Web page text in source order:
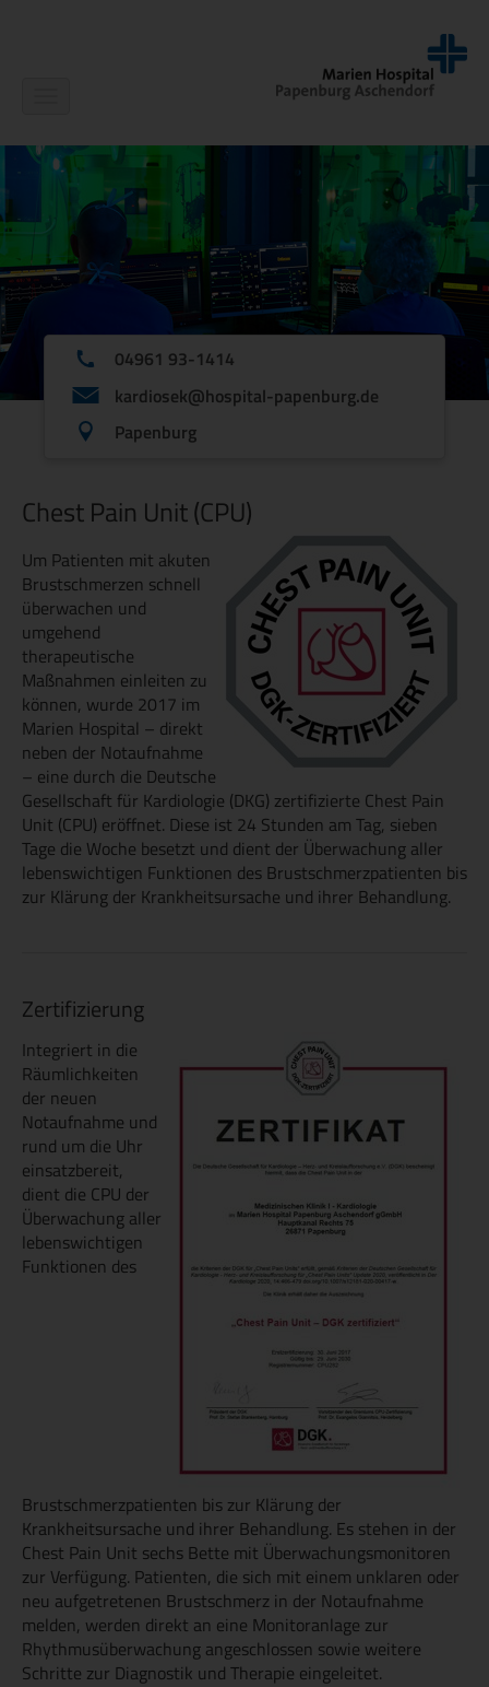
04961 93-1414
kardiosek@hospital-papenburg.de
Papenburg
Chest Pain Unit (CPU)
Um Patienten mit akuten
Brustschmerzen schnell
überwachen und
umgehend
therapeutische
Maßnahmen einleiten zu
können, wurde 2017 im
Marien Hospital – direkt
neben der Notaufnahme
– eine durch die Deutsche
Gesellschaft für Kardiologie (DKG) zertifizierte Chest Pain
Unit (CPU) eröffnet. Diese ist 24 Stunden am Tag, sieben
Tage die Woche besetzt und dient der Überwachung aller
lebenswichtigen Funktionen des Brustschmerzpatienten bis
zur Klärung der Krankheitsursache und ihrer Behandlung.
Zertifizierung
Integriert in die
Räumlichkeiten
der neuen
Notaufnahme und
rund um die Uhr
einsatzbereit,
dient die CPU der
Überwachung aller
lebenswichtigen
Funktionen des
Brustschmerzpatienten bis zur Klärung der
Krankheitsursache und ihrer Behandlung. Es stehen in der
Chest Pain Unit sechs Bette mit Überwachungsmonitoren
zur Verfügung. Patienten, die sich mit einem unklaren oder
neu aufgetretenen Brustschmerz in der Notaufnahme
melden, werden direkt an eine Monitoranlage zur
Rhythmusüberwachung angeschlossen sowie weitere
Schritte zur Diagnostik und Therapie eingeleitet.